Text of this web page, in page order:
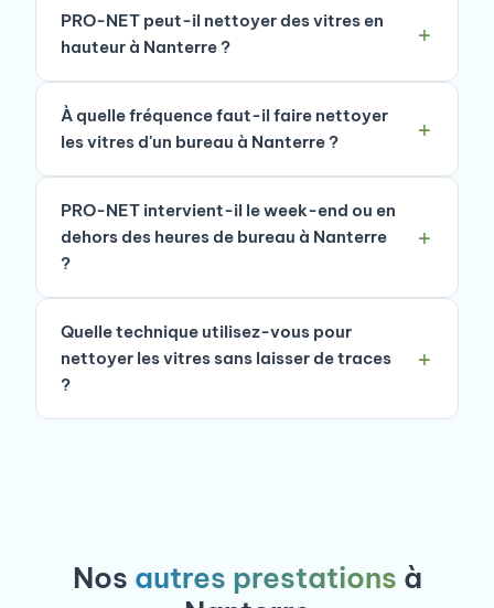
PRO-NET peut-il nettoyer des vitres en
hauteur à Nanterre ?
À quelle fréquence faut-il faire nettoyer
les vitres d'un bureau à Nanterre ?
PRO-NET intervient-il le week-end ou en
dehors des heures de bureau à Nanterre
?
Quelle technique utilisez-vous pour
nettoyer les vitres sans laisser de traces
?
Nos autres prestations à